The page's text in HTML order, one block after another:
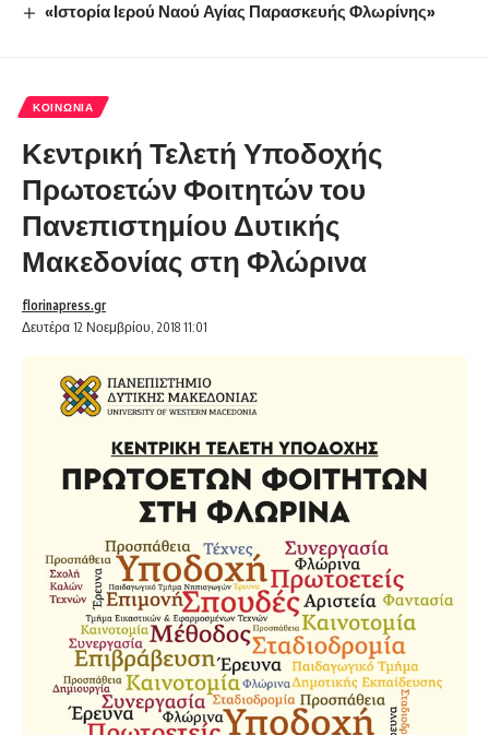
«Ιστορία Ιερού Ναού Αγίας Παρασκευής Φλωρίνης»
ΚΟΙΝΩΝΊΑ
Κεντρική Τελετή Υποδοχής
Πρωτοετών Φοιτητών του
Πανεπιστημίου Δυτικής
Μακεδονίας στη Φλώρινα
Δευτέρα 12 Νοεμβρίου, 2018 11:01
florinapress.gr